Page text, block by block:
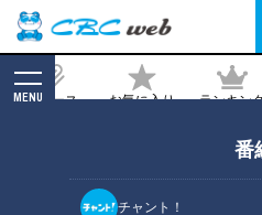
ニュース お気に入り ランキン
MENU
番
チャント！
魚鱗癬の息子に寄り